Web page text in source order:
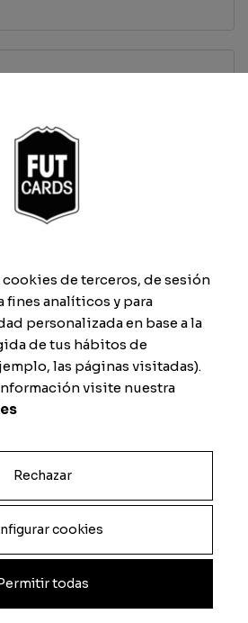
Añadir al carrito
Metacrilato, PVC
Extra Grande (84cm x 59cm) +
Pequeña (30cm x 21cm) + formato
Formato digital
cookies de terceros, de sesión
fines analíticos y para
personalizada en base a la
de tus hábitos de
las páginas visitadas).
visite nuestra
Rechazar
cookies
todas